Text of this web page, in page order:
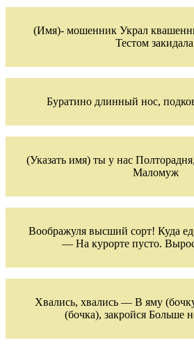
(Имя)- мошенник Украл
Тестом
Буратино длинный нос,
(Указать имя) ты у нас
Маломуж
Воображуля высший сорт! Куда
— На курорте пусто.
Хвались, хвались — В яму
(бочка), закройся Больше